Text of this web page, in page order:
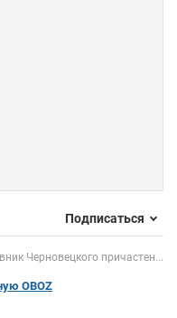
Подписаться
Черновецкого причастен...
OBOZ